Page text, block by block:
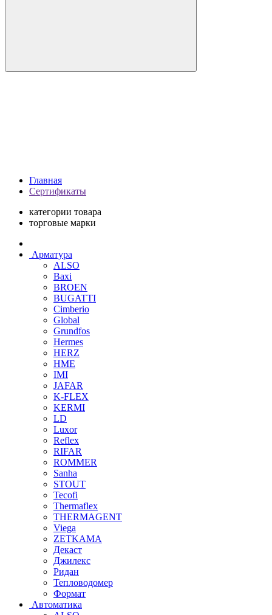
Главная
Сертификаты
категории товара
торговые марки
Арматура
ALSO
Baxi
BROEN
BUGATTI
Cimberio
Global
Grundfos
Hermes
HERZ
HME
IMI
JAFAR
K-FLEX
KERMI
LD
Luxor
Reflex
RIFAR
ROMMER
Sanha
STOUT
Tecofi
Thermaflex
THERMAGENT
Viega
ZETKAMA
Декаст
Джилекс
Ридан
Тепловодомер
Формат
Автоматика